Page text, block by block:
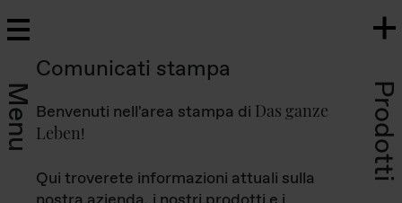
Menu Prodotti
Comunicati stampa
Benvenuti nell'area stampa di Das ganze
Leben!
Qui troverete informazioni attuali sulla